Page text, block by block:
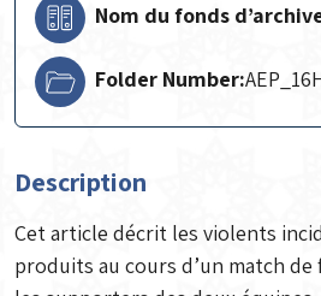
Nom du fonds
Folder Number:
Description
Cet article décrit les violents
produits au cours d’un match